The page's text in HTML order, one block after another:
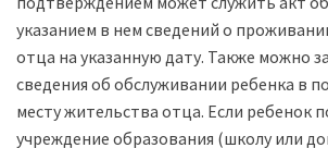
указанием в нем сведений о
отца на указанную дату. Также можно
сведения об обслуживании ребенка в
месту жительства отца. Если ребенок
учреждение образования (школу или